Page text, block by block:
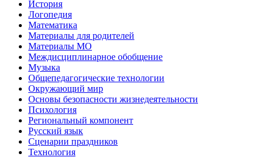
История
Логопедия
Математика
Материалы для родителей
Материалы МО
Междисциплинарное обобщение
Музыка
Общепедагогические технологии
Окружающий мир
Основы безопасности жизнедеятельности
Психология
Региональный компонент
Русский язык
Сценарии праздников
Технология